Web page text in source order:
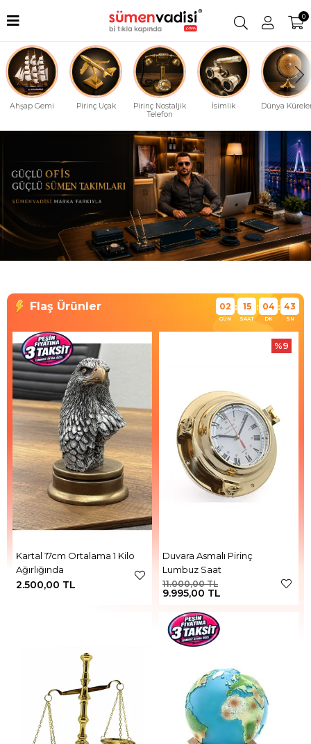
0
Ahşap Gemi Pirinç Uçak
Pirinç Nostaljik
Telefon
İsimlik Dünya
Kartal 17cm Ortalama 1 Kilo
Ağırlığında
2.500,00 TL
%9
Duvara Asmalı Pirinç
Lumbuz Saat
9.995,00 TL
11.000,00 TL
02
GÜN
: 15
SAAT
: 04
DK
: 42
SN